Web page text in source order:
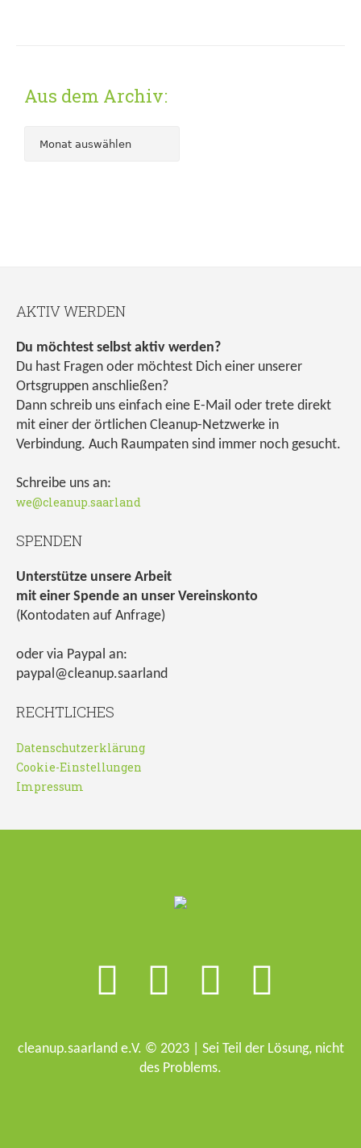
Aus dem Archiv:
AKTIV WERDEN
Du möchtest selbst aktiv werden?
Du hast Fragen oder möchtest Dich einer unserer
Ortsgruppen anschließen?
Dann schreib uns einfach eine E-Mail oder trete direkt
mit einer der örtlichen Cleanup-Netzwerke in
Verbindung. Auch Raumpaten sind immer noch gesucht.
Schreibe uns an:
we@cleanup.saarland
SPENDEN
Unterstütze unsere Arbeit
mit einer Spende an unser Vereinskonto
(Kontodaten auf Anfrage)
oder via Paypal an:
paypal@cleanup.saarland
RECHTLICHES
Datenschutzerklärung
Cookie-Einstellungen
Impressum
cleanup.saarland e.V. © 2023 | Sei Teil der Lösung, nicht
des Problems.